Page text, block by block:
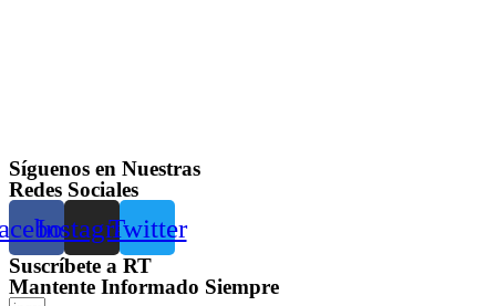
Síguenos en Nuestras
Redes Sociales
InstagramTwitter
Suscríbete a RT
Mantente Informado Siempre